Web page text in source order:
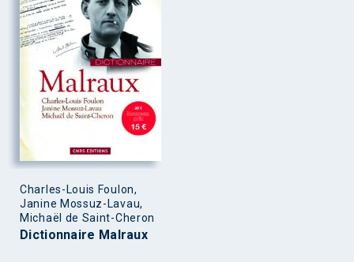
Charles-Louis Foulon,
Janine Mossuz-Lavau,
Michaël de Saint-Cheron
Dictionnaire Malraux